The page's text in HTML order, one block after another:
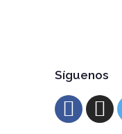
Síguenos